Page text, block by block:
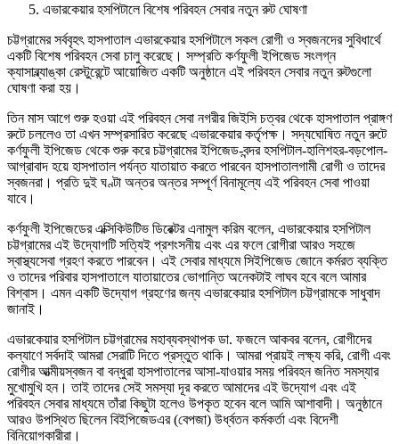
এভারকেয়ার হসপিটালে বিশেষ পরিবহন সেবার নতুন রুট ঘোষণা
চট্টগ্রামের সর্ববৃহৎ হাসপাতাল এভারকেয়ার হসপিটালে সকল রোগী ও স্বজনদের সুবিধার্থে
একটি বিশেষ পরিবহন সেবা চালু করেছে। সম্প্রতি কর্ণফুলী ইপিজেড সংলগ্ন
ক্যাসাব্ল্যাঙ্কা রেস্টুরেন্টে আয়োজিত একটি অনুষ্ঠানে এই পরিবহন সেবার নতুন রুটগুলো
ঘোষণা করা হয়।
তিন মাস আগে শুরু হওয়া এই পরিবহন সেবা নগরীর জিইসি চত্বর থেকে হাসপাতাল প্রাঙ্গণ
রুটে চললেও তা এখন সম্প্রসারিত করেছে এভারকেয়ার কর্তৃপক্ষ। সদ্যঘোষিত নতুন রুটে
কর্ণফুলী ইপিজেড থেকে শুরু করে চট্টগ্রামের ইপিজেড-বন্দর হসপিটাল-হালিশহর-বড়পোল-
আগ্রাবাদ হয়ে হাসপাতাল পর্যন্ত যাতায়াত করতে পারবেন হাসপাতালগামী রোগী ও তাদের
স্বজনরা। প্রতি দুই ঘণ্টা অন্তর অন্তর সম্পূর্ণ বিনামূল্যে এই পরিবহন সেবা পাওয়া
যাবে।
কর্ণফুলী ইপিজেডের এক্সিকিউটিভ ডিরেক্টর এনামুল করিম বলেন, এভারকেয়ার হসপিটাল
চট্টগ্রামের এই উদ্যোগটি সত্যিই প্রশংসনীয় এবং এর ফলে রোগীরা আরও সহজে
স্বাস্থ্যসেবা গ্রহণ করতে পারবেন। এই সেবার মাধ্যমে সিইপিজেড জোনে কর্মরত ব্যক্তি
ও তাদের পরিবার হাসপাতালে যাতায়াতের ভোগান্তি অনেকটাই লাঘব হবে বলে আমার
বিশ্বাস। এমন একটি উদ্যোগ গ্রহণের জন্য এভারকেয়ার হসপিটাল চট্টগ্রামকে সাধুবাদ
জানাই।
এভারকেয়ার হসপিটাল চট্টগ্রামের মহাব্যবস্থাপক ডা. ফজলে আকবর বলেন, রোগীদের
কল্যাণে সর্বদাই আমরা সেরাটি দিতে প্রস্তুত থাকি। আমরা প্রায়ই লক্ষ্য করি, রোগী এবং
রোগীর আত্মীয়স্বজন বা বন্ধুরা হাসপাতালের আসা-যাওয়ার সময় পরিবহন জনিত সমস্যার
মুখোমুখি হন। তাই তাদের সেই সমস্যা দূর করতে আমাদের এই উদ্যোগ এবং এই
পরিবহন সেবার মাধ্যমে তাঁরা কিছুটা হলেও উপকৃত হবেন বলে আমি আশাবাদী। অনুষ্ঠানে
আরও উপস্থিত ছিলেন বিইপিজেডএর (বেপজা) উর্ধ্বতন কর্মকর্তা এবং বিদেশী
বিনিয়োগকারীরা।